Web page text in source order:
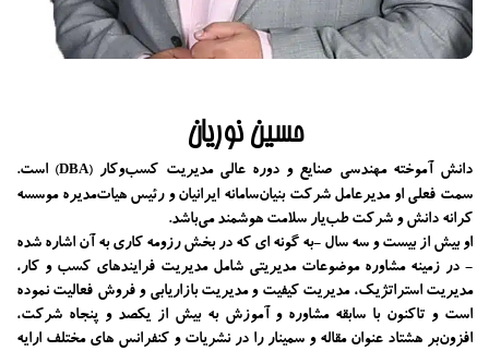
حسین نوریان
دانش آموخته مهندسی صنایع و دوره عالی مدیریت کسب‌و‌کار (DBA)
است.
سمت فعلی او مدیرعامل شرکت بنیان‌سامانه ایرانیان و رئیس هیات‌مدیره موسسه
کرانه دانش و شرکت طب‌یار سلامت هوشمند می‌باشد.
او بیش از بیست و سه سال -به گونه ای که در بخش رزومه کاری به آن اشاره شده
- در زمینه مشاوره موضوعات مدیریتی شامل مدیریت فرایندهای کسب و کار،
مدیریت استراتژیک، مدیریت کیفیت و مدیریت بازاریابی و فروش فعالیت نموده
است و تاکنون با سابقه مشاوره و آموزش به بیش از یکصد و پنجاه شرکت،
افزون‌بر هشتاد عنوان مقاله و سمینار را در نشریات و کنفرانس های مختلف ارایه